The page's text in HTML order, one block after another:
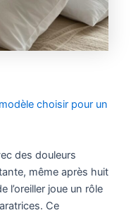
choisir pour un
des douleurs
même après huit
l’oreiller joue un rôle
Ce